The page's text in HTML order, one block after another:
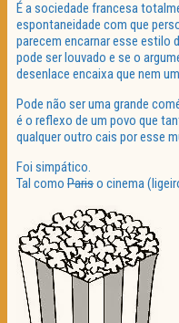
É a sociedade francesa
espontaneidade com que
parecem encarnar esse estilo
pode ser louvado e se o
desenlace encaixa que nem
Pode não ser uma grande
é o reflexo de um povo que
qualquer outro cais por esse
Foi simpático.
Tal como Pariso cinema